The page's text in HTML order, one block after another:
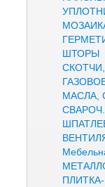
ШТОРЫ
МАСЛА,